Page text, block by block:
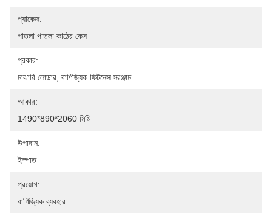
প্যাকেজ:
পাতলা পাতলা কাঠের কেস
প্রকার:
মাঝারি লোডার, বাণিজ্যিক ফিটনেস সরঞ্জাম
আকার:
1490*890*2060 মিমি
উপাদান:
ইস্পাত
প্রয়োগ:
বাণিজ্যিক ব্যবহার